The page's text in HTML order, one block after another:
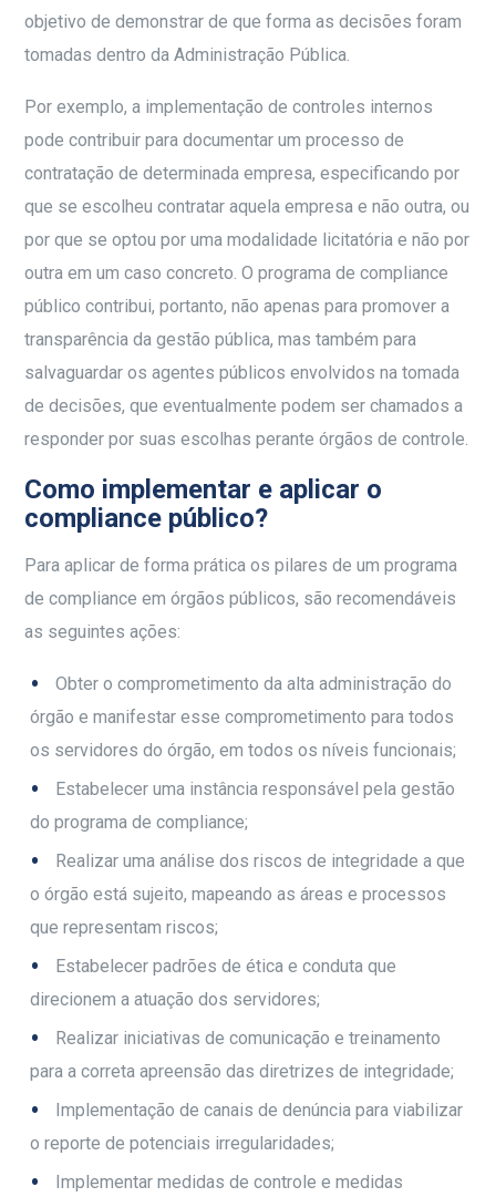
objetivo de demonstrar de que forma as decisões foram
tomadas dentro da Administração Pública.
Por exemplo, a implementação de controles internos
pode contribuir para documentar um processo de
contratação de determinada empresa, especificando por
que se escolheu contratar aquela empresa e não outra, ou
por que se optou por uma modalidade licitatória e não por
outra em um caso concreto. O programa de compliance
público contribui, portanto, não apenas para promover a
transparência da gestão pública, mas também para
salvaguardar os agentes públicos envolvidos na tomada
de decisões, que eventualmente podem ser chamados a
responder por suas escolhas perante órgãos de controle.
Como implementar e aplicar o
compliance público?
Para aplicar de forma prática os pilares de um programa
de compliance em órgãos públicos, são recomendáveis
as seguintes ações:
Obter o comprometimento da alta administração do
órgão e manifestar esse comprometimento para todos
os servidores do órgão, em todos os níveis funcionais;
Estabelecer uma instância responsável pela gestão
do programa de compliance;
Realizar uma análise dos riscos de integridade a que
o órgão está sujeito, mapeando as áreas e processos
que representam riscos;
Estabelecer padrões de ética e conduta que
direcionem a atuação dos servidores;
Realizar iniciativas de comunicação e treinamento
para a correta apreensão das diretrizes de integridade;
Implementação de canais de denúncia para viabilizar
o reporte de potenciais irregularidades;
Implementar medidas de controle e medidas